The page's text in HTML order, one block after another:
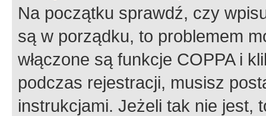
Na początku sprawdź, czy
są w porządku, to problemem
włączone są funkcje COPPA i
podczas rejestracji, musisz
instrukcjami. Jeżeli tak nie jest,